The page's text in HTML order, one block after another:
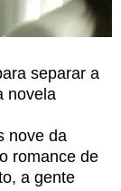
separar a
novela
nove da
romance de
a gente